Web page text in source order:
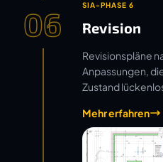
06 SIA-PHASE 6
Revision
Revisionspläne
Anpassungen,
Zustand
Mehr erfahren